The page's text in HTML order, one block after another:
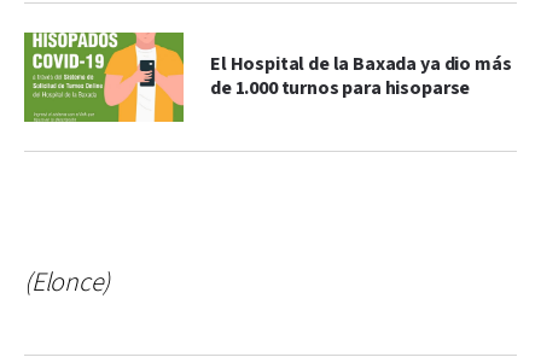
El Hospital de la Baxada ya dio más
de 1.000 turnos para hisoparse
(Elonce)